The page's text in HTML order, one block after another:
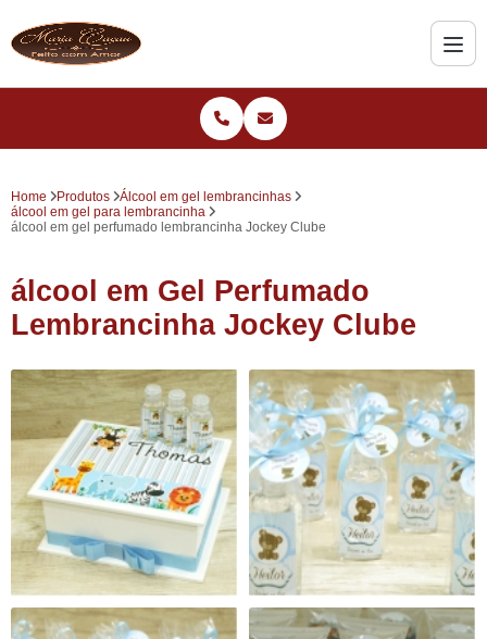
Home Produtos
Álcool em gel lembrancinhas
álcool em gel para lembrancinha
álcool em gel perfumado lembrancinha Jockey Clube
álcool em Gel Perfumado
Lembrancinha Jockey Clube